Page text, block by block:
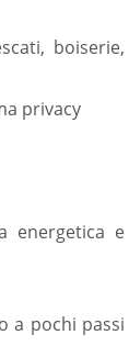
boiserie,
privacy
energetica e
a pochi passi